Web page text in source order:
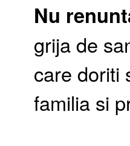
Nu
grija de
care doriti
familia si